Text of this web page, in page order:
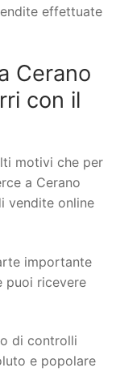
effettuate
Cerano
con il
motivi che per
a Cerano
vendite online
importante
puoi ricevere
di controlli
e popolare